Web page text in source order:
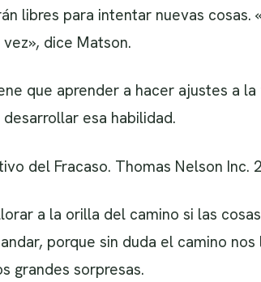
libres para intentar nuevas cosas.
dice Matson.
que aprender a hacer ajustes a
esa habilidad.
del Fracaso. Thomas Nelson Inc.
a la orilla del camino si las
porque sin duda el camino
grandes sorpresas.